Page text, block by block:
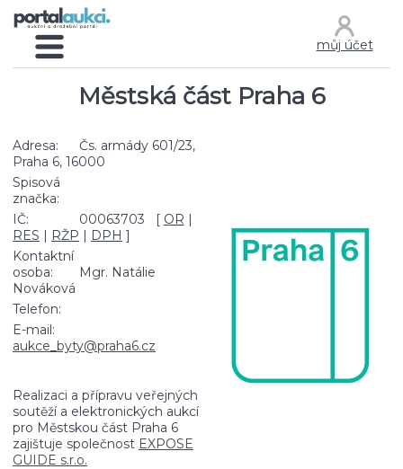
Městská část Praha 6
Adresa:
Čs. armády 601/23,
Praha 6, 16000
Spisová
značka:
IČ:
00063703 [ OR |
RES | RŽP | DPH ]
Kontaktní
osoba:
Mgr. Natálie
Nováková
Telefon:
E-mail:
aukce_byty@praha6.cz
Realizaci a přípravu veřejných
soutěží a elektronických aukcí
pro Městskou část Praha 6
zajištuje společnost EXPOSE
GUIDE s.r.o.
můj účet